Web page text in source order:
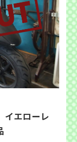
エローレ